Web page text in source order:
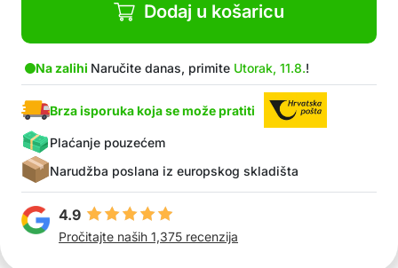
Dodaj u košaricu
Na zalihi Naručite danas, primite Utorak, 11.8.!
Brza isporuka koja se može pratiti
Plaćanje pouzećem
Narudžba poslana iz europskog skladišta
4.9
Pročitajte naših 1,375 recenzija